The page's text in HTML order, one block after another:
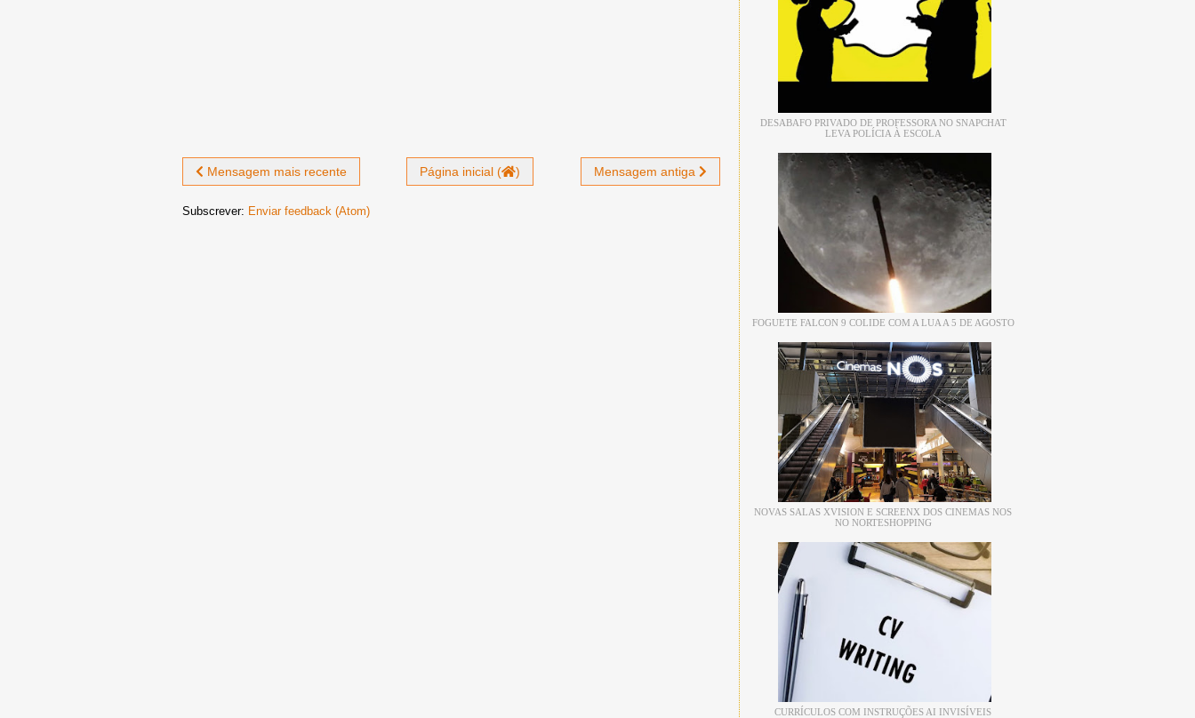
Mensagem mais recente Mensagem antiga
Página inicial ( )
Subscrever: Enviar feedback (Atom)
DESABAFO PRIVADO DE PROFESSORA NO SNAPCHAT
LEVA POLÍCIA À ESCOLA
FOGUETE FALCON 9 COLIDE COM A LUA A 5 DE AGOSTO
NOVAS SALAS XVISION E SCREENX DOS CINEMAS NOS
NO NORTESHOPPING
CURRÍCULOS COM INSTRUÇÕES AI INVISÍVEIS